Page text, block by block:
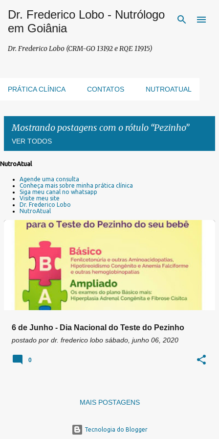
Pular para o conteúdo principal
Dr. Frederico Lobo - Nutrólogo
em Goiânia
Dr. Frederico Lobo (CRM-GO 13192 e RQE 11915)
PRÁTICA CLÍNICA CONTATOS NUTROATUAL
Mostrando postagens com o rótulo Pezinho
VER TODOS
g
NutroAtual
Agende uma consulta
Conheça mais sobre minha prática clínica
Siga meu canal no whatsapp
Visite meu site
Dr. Frederico Lobo
NutroAtual
6 de Junho - Dia Nacional do Teste do Pezinho
postado por dr. frederico lobo sábado, junho 06, 2020
0
MAIS POSTAGENS
Tecnologia do Blogger